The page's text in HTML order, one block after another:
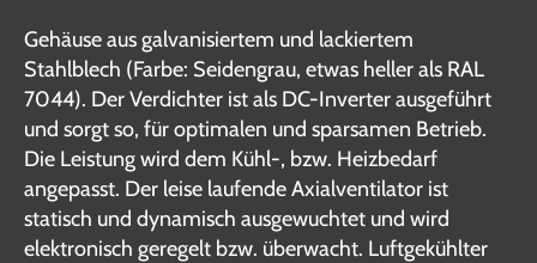
Gehäuse aus galvanisiertem und lackiertem
Stahlblech (Farbe: Seidengrau, etwas heller als RAL
7044). Der Verdichter ist als DC-Inverter ausgeführt
und sorgt so, für optimalen und sparsamen Betrieb.
Die Leistung wird dem Kühl-, bzw. Heizbedarf
angepasst. Der leise laufende Axialventilator ist
statisch und dynamisch ausgewuchtet und wird
elektronisch geregelt bzw. überwacht. Luftgekühlter